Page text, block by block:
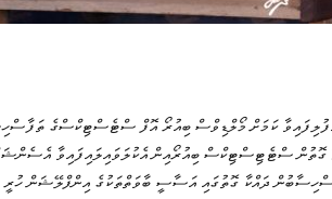
ގޮތުން ސްޓެޓިސްޓިކްސް ބިއުރޯއިން އެކުލަވައިލައިފައިވާ